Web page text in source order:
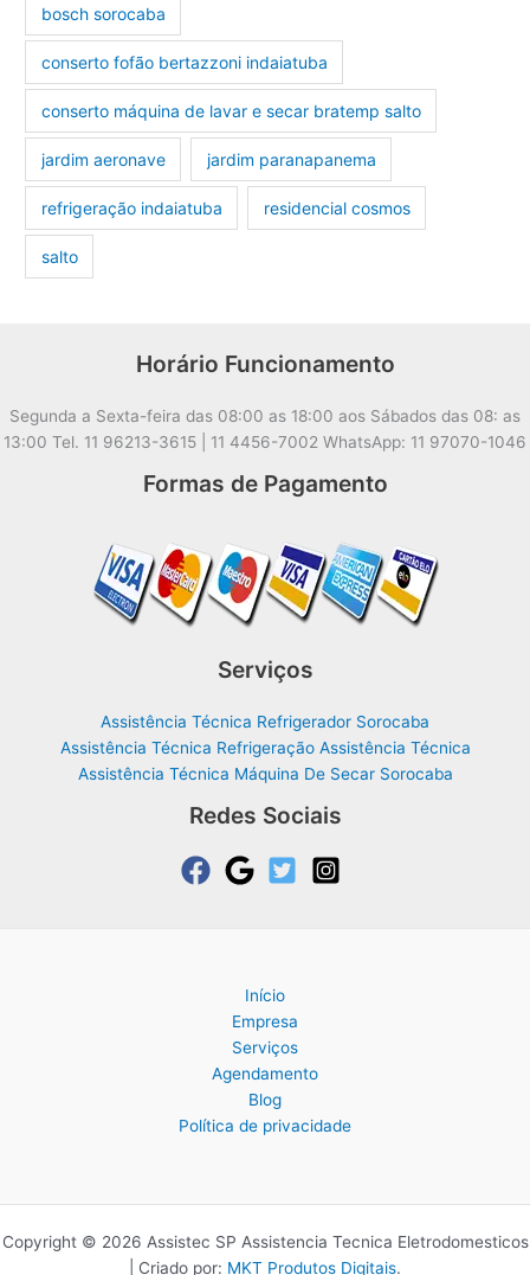
bosch sorocaba
conserto fofão bertazzoni indaiatuba
conserto máquina de lavar e secar bratemp salto
jardim aeronave jardim paranapanema
refrigeração indaiatuba residencial cosmos
salto
Horário Funcionamento
Segunda a Sexta-feira das 08:00 as 18:00 aos Sábados das 08: as
13:00 Tel. 11 96213-3615 | 11 4456-7002 WhatsApp: 11 97070-1046
Formas de Pagamento
Serviços
Assistência Técnica Refrigerador Sorocaba
Assistência Técnica Refrigeração Assistência Técnica
Assistência Técnica Máquina De Secar Sorocaba
Redes Sociais
Início
Empresa
Serviços
Agendamento
Blog
Política de privacidade
Copyright © 2026 Assistec SP Assistencia Tecnica Eletrodomesticos
| Criado por: MKT Produtos Digitais.